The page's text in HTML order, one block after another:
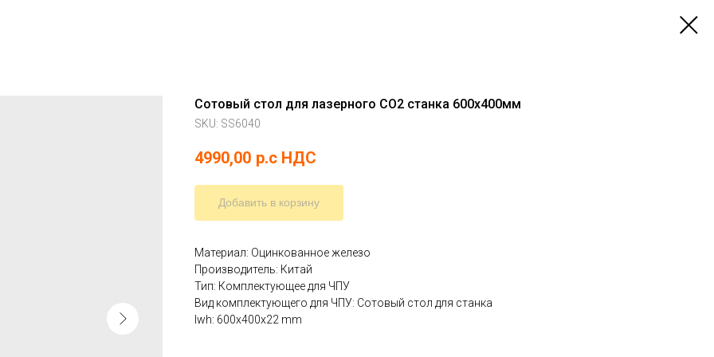
Сотовый стол для лазерного CO2 станка 600х400мм
SKU: SS6040
4990,00 р.c НДС
Добавить в корзину
Материал: Оцинкованное железо
Производитель: Китай
Тип: Комплектующее для ЧПУ
Вид комплектующего для ЧПУ: Сотовый стол для станка
lwh: 600x400x22 mm